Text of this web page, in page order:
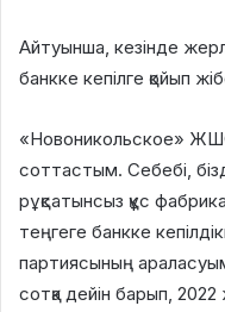
Айтуынша, кезінде
банкке кепілге қойып
«Новоникольское»
соттастым. Себебі,
рұқсатынсыз құс
теңгеге банкке
партиясының
сотқа дейін барып,